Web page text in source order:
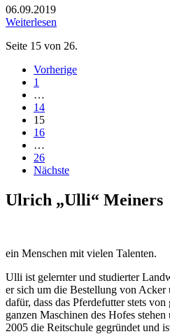
06.09.2019
Weiterlesen
Seite 15 von 26.
Vorherige
1
…
14
15
16
…
26
Nächste
Ulrich „Ulli“ Meiners
ein Menschen mit vielen Talenten.
Ulli ist gelernter und studierter
er sich um die Bestellung von
dafür, dass das Pferdefutter stets
ganzen Maschinen des Hofes
2005 die Reitschule gegründet und